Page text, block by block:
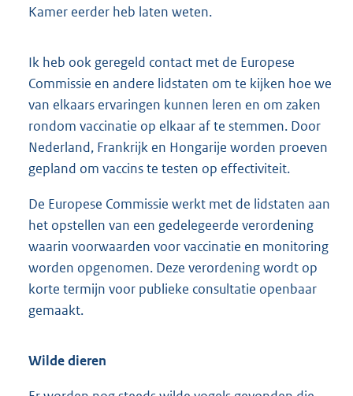
Kamer eerder heb laten weten.
Ik heb ook geregeld contact met de Europese
Commissie en andere lidstaten om te kijken hoe we
van elkaars ervaringen kunnen leren en om zaken
rondom vaccinatie op elkaar af te stemmen. Door
Nederland, Frankrijk en Hongarije worden proeven
gepland om vaccins te testen op effectiviteit.
De Europese Commissie werkt met de lidstaten aan
het opstellen van een gedelegeerde verordening
waarin voorwaarden voor vaccinatie en monitoring
worden opgenomen. Deze verordening wordt op
korte termijn voor publieke consultatie openbaar
gemaakt.
Wilde dieren